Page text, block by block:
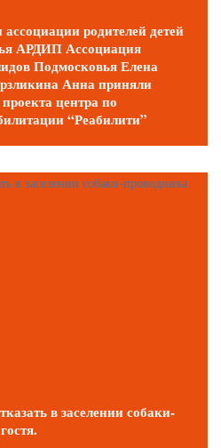
родителей детей
АРДИП Ассоциация
Подмосковья Елена
Анна приняли
центра по
“Реабилити”
в заселении собаки-